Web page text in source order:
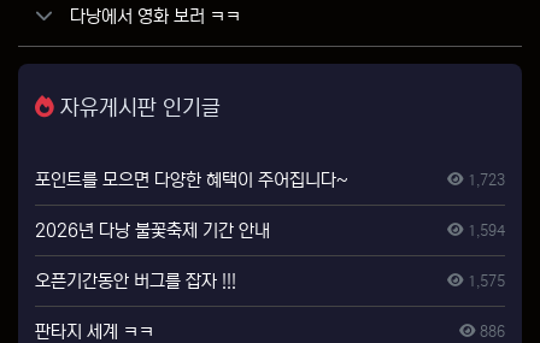
다낭에서 영화 보러 ㅋㅋ
자유게시판 인기글
포인트를 모으면 다양한 혜택이 주어집니다~ 1,723
2026년 다낭 불꽃축제 기간 안내 1,594
오픈기간동안 버그를 잡자 !!! 1,575
판타지 세계 ㅋㅋ 886